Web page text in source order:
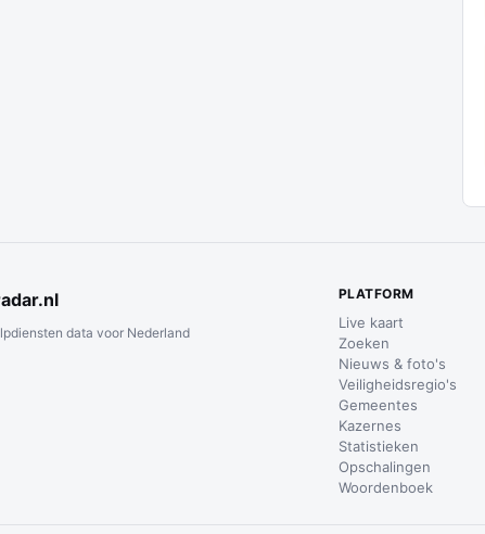
.nl
data voor Nederland
PLATFORM
Live kaart
Zoeken
Nieuws & foto's
Veiligheidsregio's
Gemeentes
Kazernes
Statistieken
Opschalingen
Woordenboek